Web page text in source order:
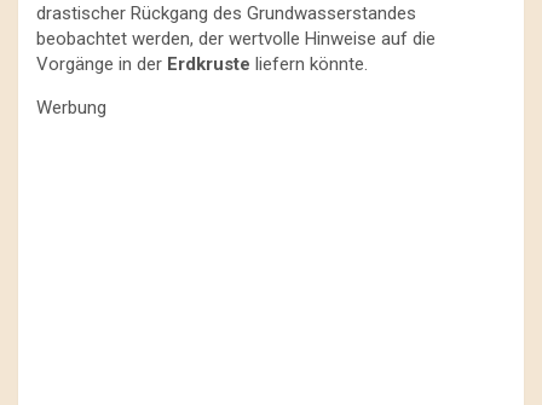
drastischer Rückgang des Grundwasserstandes
beobachtet werden, der wertvolle Hinweise auf die
Vorgänge in der Erdkruste liefern könnte.
Werbung